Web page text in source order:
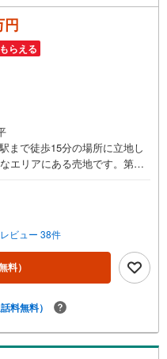
円
らえる
まで徒歩15分の場所に立地し
エリアにある売地です。第一
の変化も心配ありません。こ
整っており、快適な生活を期
面積は67.7平米（実測）。
物件は特にお問い合わせが
話下さい。「室内・現地を見
くとご見学がスムーズです。■
ーション■住まいの広場TOWN
頂きます！ /他社様掲載物件も
気軽にお問い合わせ下さい♪
ビュー 38件
料）
話料無料）